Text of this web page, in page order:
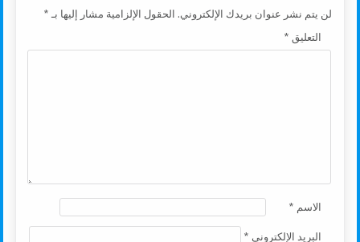
لن يتم نشر عنوان بريدك الإلكتروني. الحقول الإلزامية مشار إليها بـ *
التعليق *
الاسم *
البريد الإلكتروني *